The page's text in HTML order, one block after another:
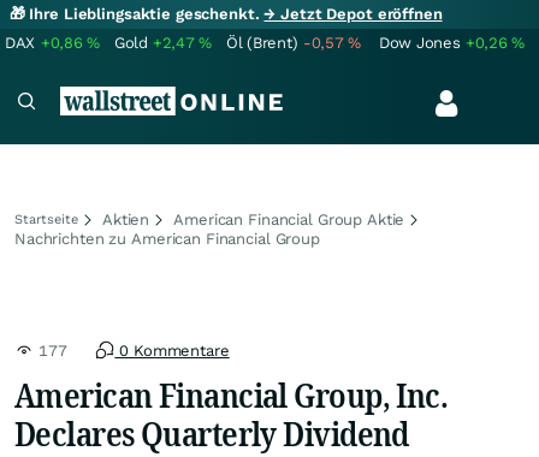
🎁 Ihre Lieblingsaktie geschenkt.→ Jetzt Depot eröffnen
DAX +0,86% Gold +2,47% Öl (Brent) -0,57% Dow Jones +0,26%
Startseite Aktien
American Financial Group Aktie
Nachrichten zu American Financial Group
177 0 Kommentare
American Financial Group, Inc.
Declares Quarterly Dividend